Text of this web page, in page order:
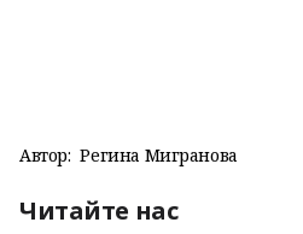
Автор: Регина Мигранова
Читайте нас